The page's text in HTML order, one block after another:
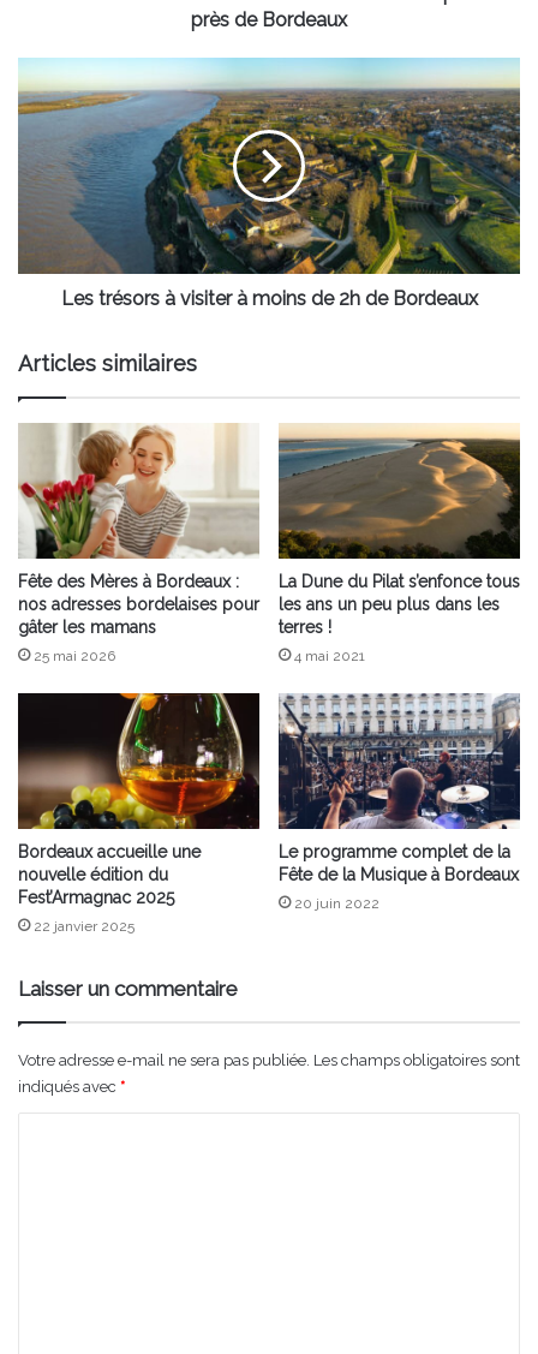
Bordeaux
près de Bordeaux
trésors
à
à
moins
de
de
BordeauxLes trésors à visiter à moins de 2h de Bordeaux
Articles similaires
Fête des Mères à Bordeaux :
nos adresses bordelaises pour
gâter les mamans
25 mai 2026
La Dune du Pilat s’enfonce tous
les ans un peu plus dans les
terres !
4 mai 2021
Bordeaux accueille une
nouvelle édition du
Fest’Armagnac 2025
22 janvier 2025
Le programme complet de la
Fête de la Musique à Bordeaux
20 juin 2022
Laisser un commentaire
Votre adresse e-mail ne sera pas publiée. Les champs obligatoires sont
indiqués avec *